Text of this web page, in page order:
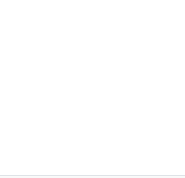
dai possessori, misurati dalle riviste